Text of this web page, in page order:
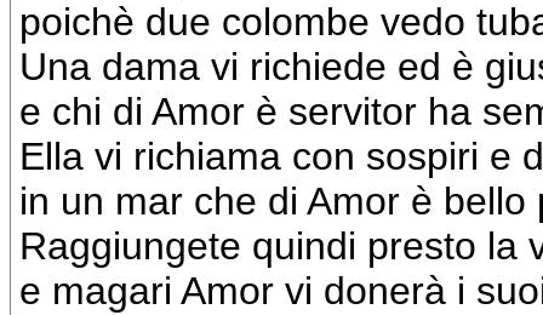
poichè due colombe vedo
Una dama vi richiede ed è
e chi di Amor è servitor ha
Ella vi richiama con sospiri e
in un mar che di Amor è bello
Raggiungete quindi presto la
e magari Amor vi donerà i